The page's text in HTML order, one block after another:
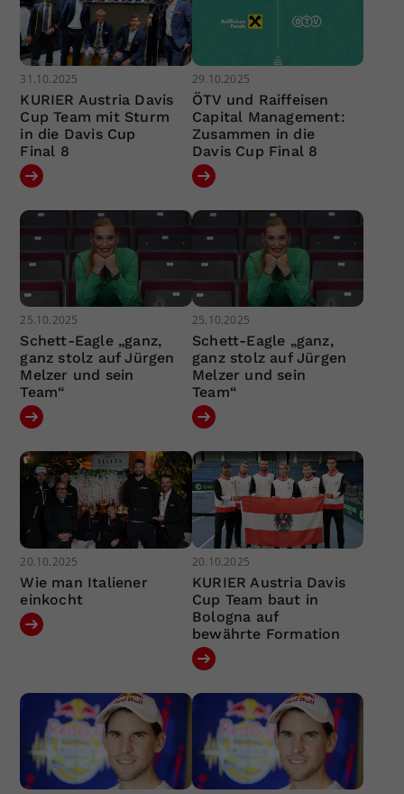
31.10.2025
KURIER Austria Davis
Cup Team mit Sturm
in die Davis Cup
Final 8
29.10.2025
ÖTV und Raiffeisen
Capital Management:
Zusammen in die
Davis Cup Final 8
25.10.2025
Schett-Eagle „ganz,
ganz stolz auf Jürgen
Melzer und sein
Team“
25.10.2025
Schett-Eagle „ganz,
ganz stolz auf Jürgen
Melzer und sein
Team“
20.10.2025
Wie man Italiener
einkocht
20.10.2025
KURIER Austria Davis
Cup Team baut in
Bologna auf
bewährte Formation